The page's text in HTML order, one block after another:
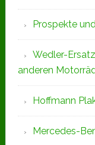
Prospekte
Wedler-
anderen
Hoffmann
Mercedes-